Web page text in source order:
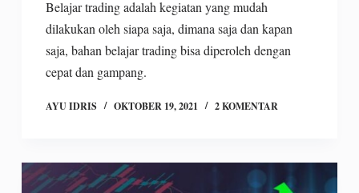
Belajar trading adalah kegiatan yang mudah
dilakukan oleh siapa saja, dimana saja dan kapan
saja, bahan belajar trading bisa diperoleh dengan
cepat dan gampang.
AYU IDRIS OKTOBER 19, 2021 2 KOMENTAR